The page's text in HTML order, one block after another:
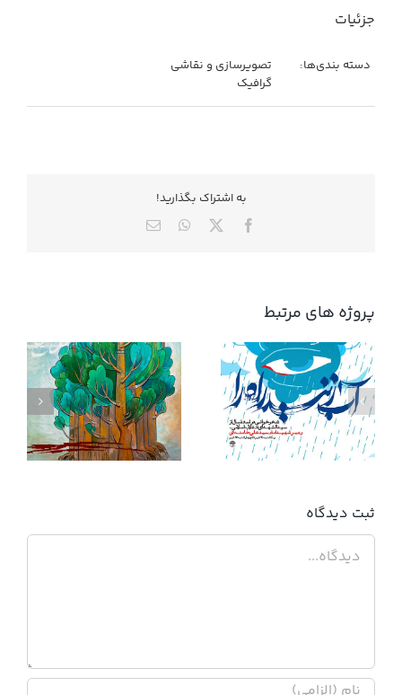
جزئیات
دسته بندی‌ها:
تصویرسازی و نقاشی
گرافیک
به اشتراك بگذاريد!
Facebook
X
WhatsApp
ایمیل
پروژه های مرتبط
آب زنید راه را
ثبت ديدگاه
دیدگاه